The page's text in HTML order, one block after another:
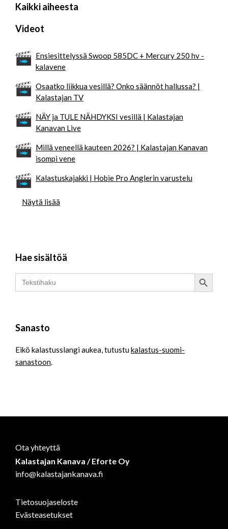
Kaikki aiheesta
Videot
Ensiesittelyssä Swoop 585DC + Mercury 250 hv -
kalavene
Osaatko liikkua vesillä? Onko säännöt hallussa? |
Kalastajan TV
NÄY ja TULE NÄHDYKSI vesillä | Kalastajan
Kanavan Live
Millä veneellä kauteen 2026? | Kalastajan Kanavan
isompi vene
Kalastuskajakki | Hobie Pro Anglerin varustelu
Näytä lisää
Hae sisältöä
Search
for:
Search Button
Sanasto
Eikö kalastusslangi aukea, tutustukalastus-suomi-
sanastoon.
Ota yhteyttä
Kalastajan Kanava / Eforte Oy
info@kalastajankanava.fi
Tietosuojaseloste
Evästeasetukset